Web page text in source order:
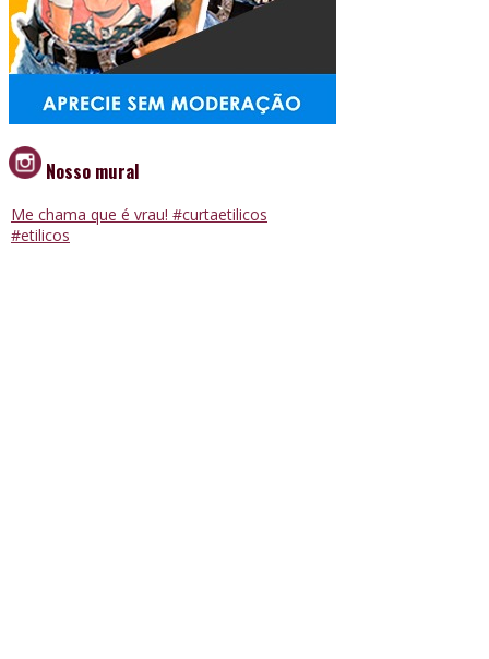
Nosso mural
Me chama que é vrau! #curtaetilicos
#etilicos